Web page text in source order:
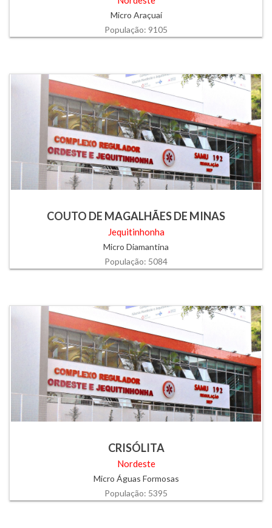
Micro Araçuaí
População: 9105
COUTO DE MAGALHÃES DE MINAS
Jequitinhonha
Micro Diamantina
População: 5084
CRISÓLITA
Nordeste
Micro Águas Formosas
População: 5395